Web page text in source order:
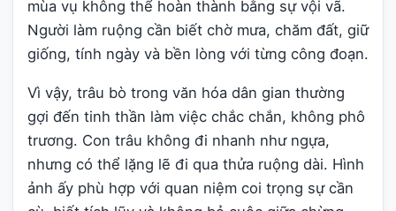
mùa vụ không thể hoàn thành bằng sự vội vã.
Người làm ruộng cần biết chờ mưa, chăm đất, giữ
giống, tính ngày và bền lòng với từng công đoạn.
Vì vậy, trâu bò trong văn hóa dân gian thường
gợi đến tinh thần làm việc chắc chắn, không phô
trương. Con trâu không đi nhanh như ngựa,
nhưng có thể lặng lẽ đi qua thửa ruộng dài. Hình
ảnh ấy phù hợp với quan niệm coi trọng sự cần